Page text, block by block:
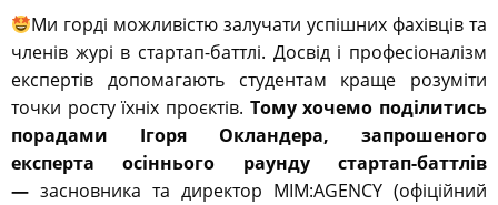
Ми горді можливістю залучати успішних фахівців та
членів журі в стартап-баттлі. Досвід і професіоналізм
експертів допомагають студентам краще розуміти
точки росту їхніх проєктів. Тому хочемо поділитись
порадами Ігоря Окландера, запрошеного
експерта осіннього раунду стартап-баттлів
— засновника та директор MIM:AGENCY (офіційний